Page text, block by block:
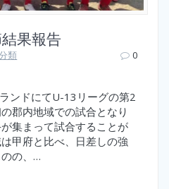
果報告
類 0
ンドにてU-13リーグの第2
郡内地域での試合となり
集まって試合することが
甲府と比べ、日差しの強
の、…